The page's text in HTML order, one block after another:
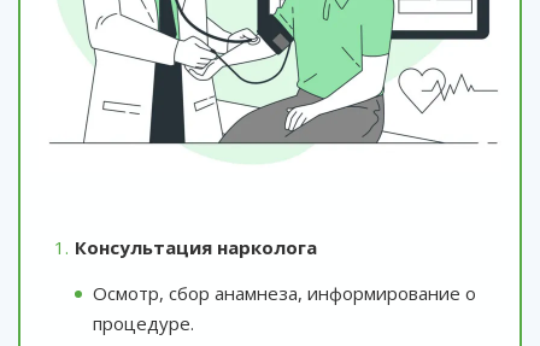
Консультация нарколога
Осмотр, сбор анамнеза, информирование о
процедуре.